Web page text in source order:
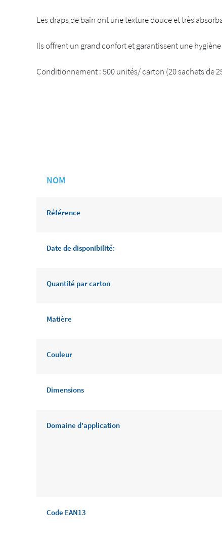
Les draps de bain ont une texture douce et très
Ils offrent un grand confort et garantissent une
Conditionnement : 500 unités/ carton (20 sachets de
NOM
Référence
Date de disponibilité:
Quantité par carton
Matière
Couleur
Dimensions
Domaine d'application
Code EAN13